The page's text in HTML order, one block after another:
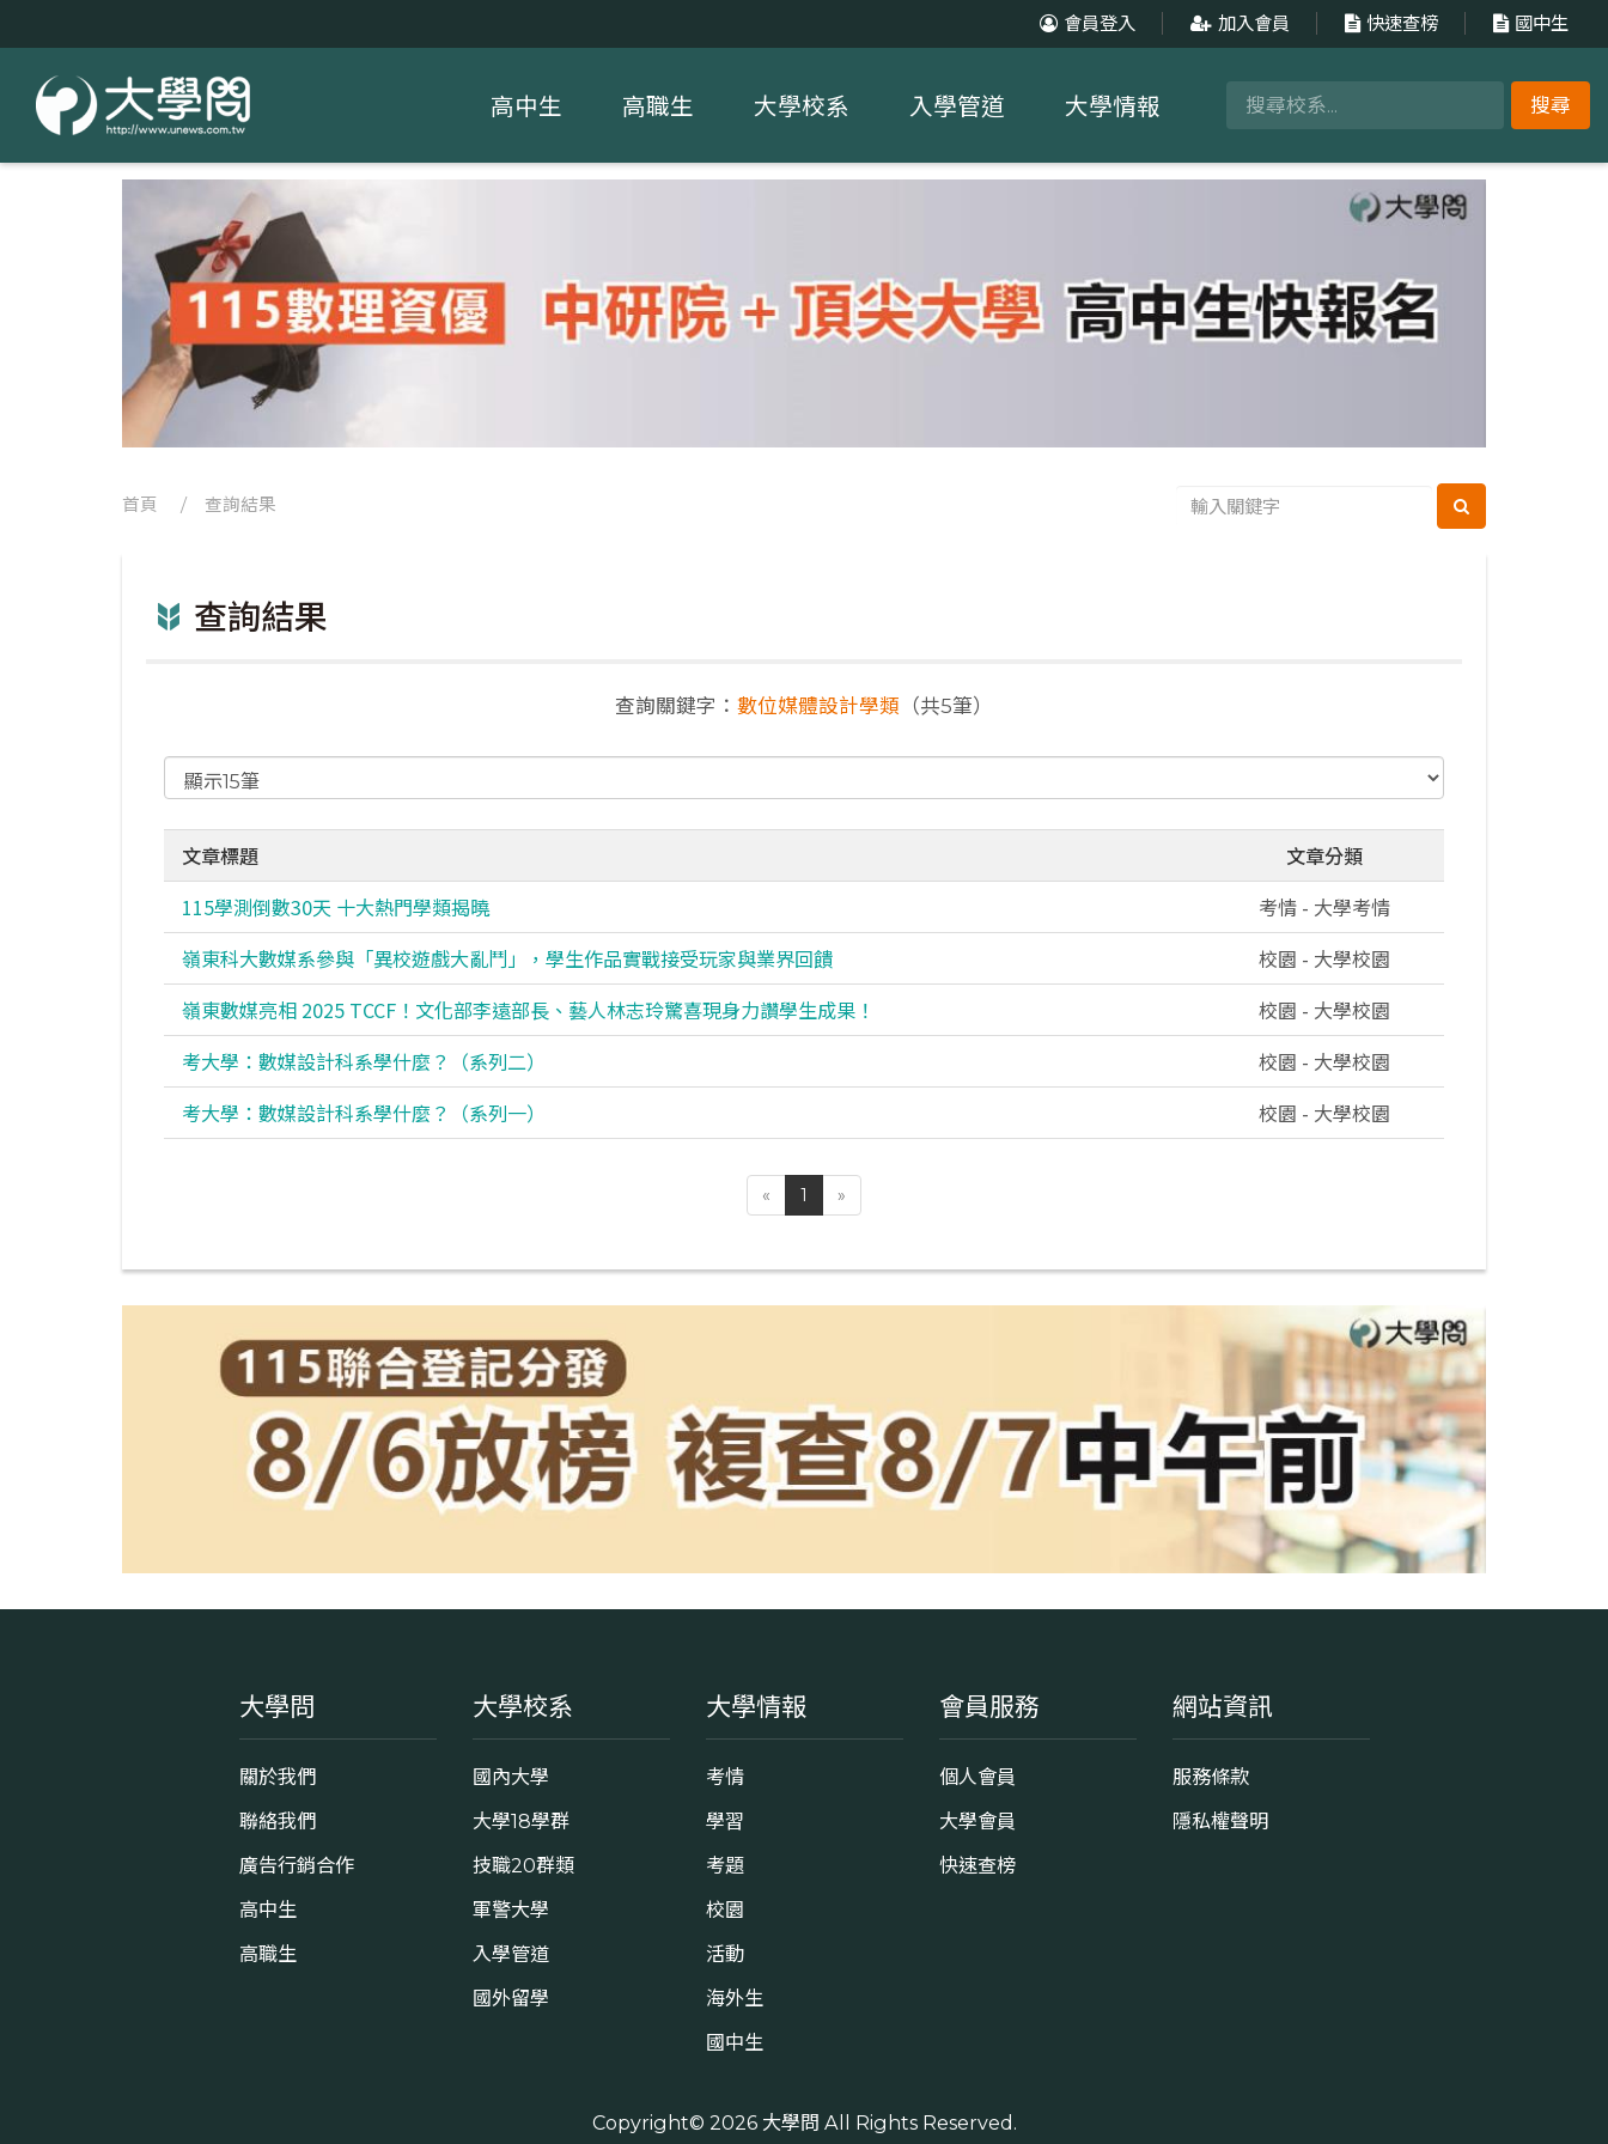
會員登入 加入會員 快速查榜 國中生
搜尋
高中生 高職生 大學校系 入學管道 大學情報
首頁 / 查詢結果
查詢結果
查詢關鍵字： 數位媒體設計學類 （共5筆）
文章標題
文章分類
115學測倒數30天 十大熱門學類揭曉
考情 - 大學考情
嶺東科大數媒系參與「異校遊戲大亂鬥」，學生作品實戰接受玩家與業界回饋
校園 - 大學校園
嶺東數媒亮相 2025 TCCF！文化部李遠部長、藝人林志玲驚喜現身力讚學生成果！
校園 - 大學校園
考大學：數媒設計科系學什麼？（系列二）
校園 - 大學校園
考大學：數媒設計科系學什麼？（系列一）
校園 - 大學校園
« 1 »
大學問
關於我們
聯絡我們
廣告行銷合作
高中生
高職生
大學校系
國內大學
大學18學群
技職20群類
軍警大學
入學管道
國外留學
大學情報
考情
學習
考題
校園
活動
海外生
國中生
會員服務
個人會員
大學會員
快速查榜
網站資訊
服務條款
隱私權聲明
Copyright© 2026 大學問 All Rights Reserved.